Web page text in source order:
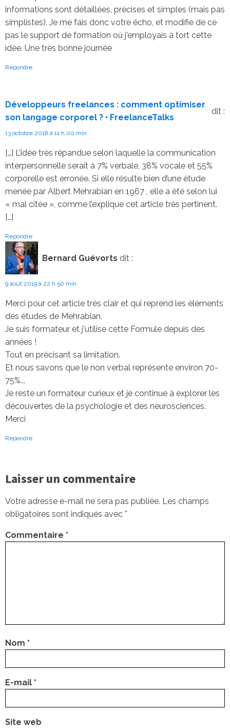
informations sont détaillées, précises et simples (mais pas
simplistes). Je me fais donc votre écho, et modifie de ce
pas le support de formation où j'employais à tort cette
idée. Une très bonne journée
Répondre
Développeurs freelances : comment optimiser
son langage corporel ? • FreelanceTalks
dit :
13 octobre 2018 à 11 h 00 min
[…] L’idée très répandue selon laquelle la communication
interpersonnelle serait à 7% verbale, 38% vocale et 55%
corporelle est erronée. Si elle résulte bien d’une étude
menée par Albert Mehrabian en 1967 , elle a été selon lui
« mal citée », comme l’explique cet article très pertinent.
[…]
Répondre
Bernard Guévorts dit :
9 août 2019 à 22 h 50 min
Merci pour cet article très clair et qui reprend les éléments
des études de Mehrabian.
Je suis formateur et j'utilise cette Formule depuis des
années !
Tout en précisant sa limitation.
Et nous savons que le non verbal représente environ 70-
75%...
Je reste un formateur curieux et je continue à explorer les
découvertes de la psychologie et des neurosciences.
Merci
Répondre
Laisser un commentaire
Votre adresse e-mail ne sera pas publiée. Les champs
obligatoires sont indiqués avec *
Commentaire *
Nom *
E-mail *
Site web